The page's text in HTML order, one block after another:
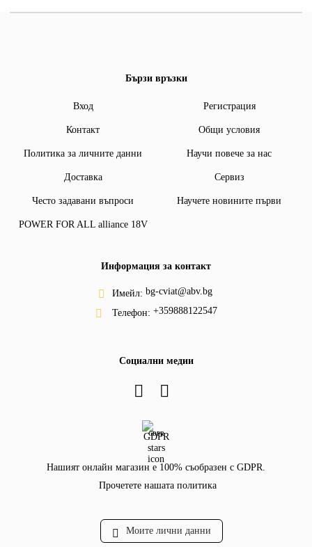
Бързи връзки
Вход Регистрация
Контакт Общи условия
Политика за личните данни Научи повече за нас
Доставка Сервиз
Често задавани въпроси Научете новините първи
POWER FOR ALL alliance 18V
Информация за контакт
Имейл: bg-cviat@abv.bg
Телефон: +359888122547
Социални медии
GDPR
Нашият онлайн магазин е 100% съобразен с GDPR.
Прочетете нашата политика
Моите лични данни